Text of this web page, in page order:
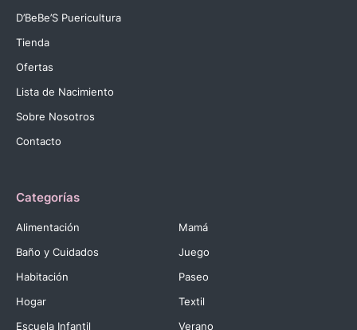
D’BeBe’S Puericultura
Tienda
Ofertas
Lista de Nacimiento
Sobre Nosotros
Contacto
Categorías
Alimentación
Baño y Cuidados
Habitación
Hogar
Escuela Infantil
Mamá
Juego
Paseo
Textil
Verano